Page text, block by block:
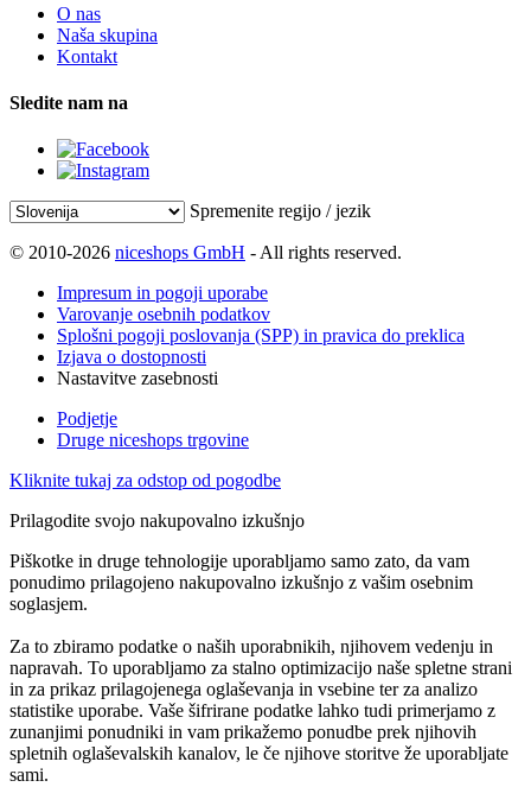
O nas
Naša skupina
Kontakt
Sledite nam na
Spremenite regijo / jezik
© 2010-2026 niceshops GmbH - All rights reserved.
Impresum in pogoji uporabe
Varovanje osebnih podatkov
Splošni pogoji poslovanja (SPP) in pravica do preklica
Izjava o dostopnosti
Nastavitve zasebnosti
Podjetje
Druge niceshops trgovine
Kliknite tukaj za odstop od pogodbe
Prilagodite svojo nakupovalno izkušnjo
Piškotke in druge tehnologije uporabljamo samo zato, da vam
ponudimo prilagojeno nakupovalno izkušnjo z vašim osebnim
soglasjem.
Za to zbiramo podatke o naših uporabnikih, njihovem vedenju in
napravah. To uporabljamo za stalno optimizacijo naše spletne strani
in za prikaz prilagojenega oglaševanja in vsebine ter za analizo
statistike uporabe. Vaše šifrirane podatke lahko tudi primerjamo z
zunanjimi ponudniki in vam prikažemo ponudbe prek njihovih
spletnih oglaševalskih kanalov, le če njihove storitve že uporabljate
sami.